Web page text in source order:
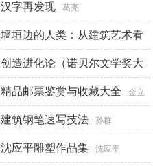
汉字再发现 葛亮
墙垣边的人类：从建筑艺术看
人类文明 尉陈
创造进化论（诺贝尔文学奖大
系） [法]亨利·柏格森
精品邮票鉴赏与收藏大全 金立
生 侯熙良 双福
建筑钢笔速写技法 孙群
沈应平雕塑作品集 沈应平